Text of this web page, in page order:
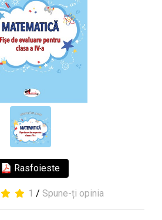
Rasfoieste
1 / Spune-ți opinia